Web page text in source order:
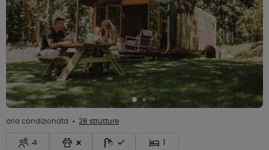
aria condizionata 28 strutture
4 1